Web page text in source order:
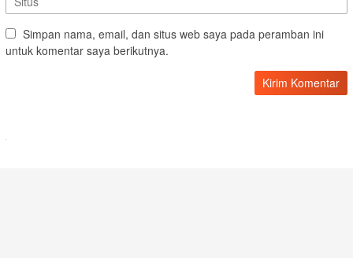
Simpan nama, email, dan situs web saya pada peramban ini
untuk komentar saya berikutnya.